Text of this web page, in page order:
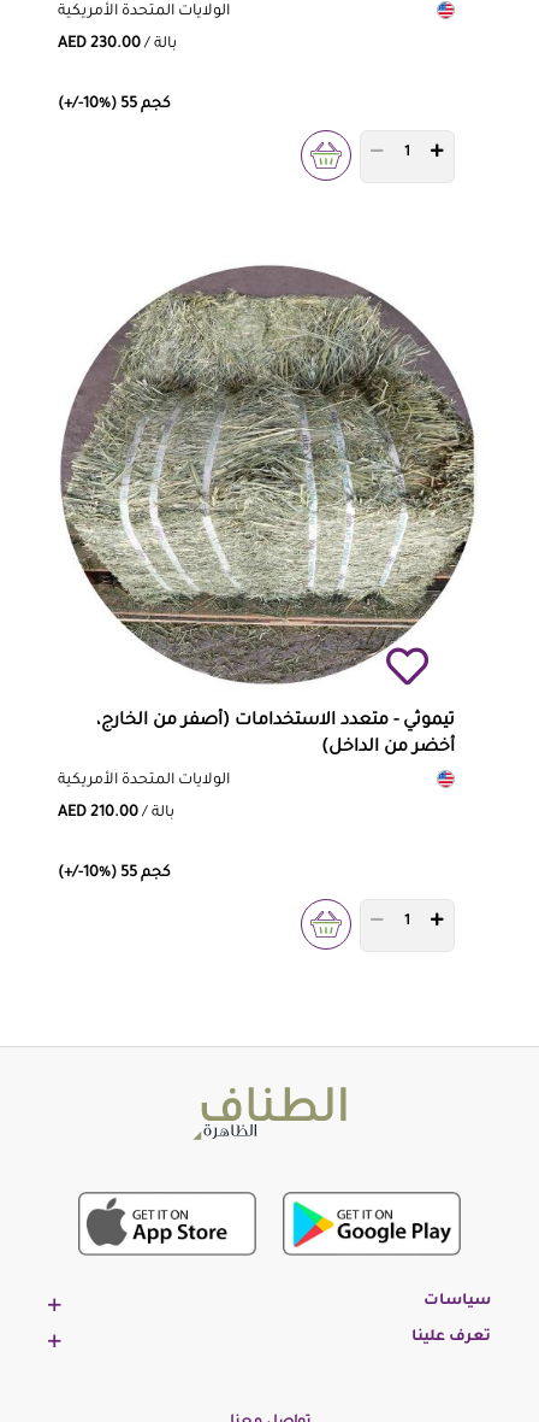
الولايات المتحدة الأمريكية
AED 230.00
/ بالة
(+/-10%) 55 كجم
PRODUCT QUANTITY
تيموثي - متعدد الاستخدامات (أصفر من الخارج،
أخضر من الداخل)
الولايات المتحدة الأمريكية
AED 210.00
/ بالة
(+/-10%) 55 كجم
PRODUCT QUANTITY
سياسات
تعرف علينا